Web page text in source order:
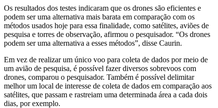
Os resultados dos testes indicaram que os drones são eficientes e
podem ser uma alternativa mais barata em comparação com os
métodos usados hoje para essa finalidade, como satélites, aviões de
pesquisa e torres de observação, afirmou o pesquisador. “Os drones
podem ser uma alternativa a esses métodos”, disse Caurin.
Em vez de realizar um único voo para coleta de dados por meio de
um avião de pesquisa, é possível fazer diversos sobrevoos com
drones, comparou o pesquisador. Também é possível delimitar
melhor um local de interesse de coleta de dados em comparação aos
satélites, que passam e rastreiam uma determinada área a cada dois
dias, por exemplo.